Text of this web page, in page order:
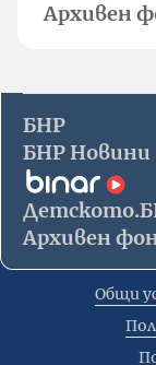
Архивен
БНР
БНР Новини
Архивен
Общи